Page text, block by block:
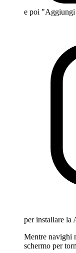
e poi
per installare la
Mentre navighi
schermo per